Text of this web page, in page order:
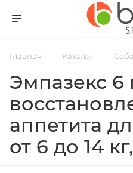
Главная — Каталог —
Эмпазекс 6
аппетита
от 6 до 14